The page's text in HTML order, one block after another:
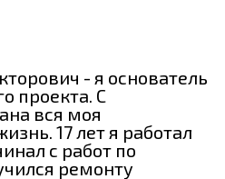
- я основатель
проекта. С
вся моя
17 лет я работал
с работ по
ремонту